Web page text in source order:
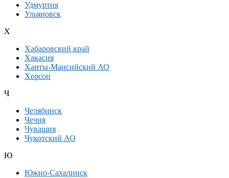
Удмуртия
Ульяновск
Х
Хабаровский край
Хакасия
Ханты-Мансийский АО
Херсон
Ч
Челябинск
Чечня
Чувашия
Чукотский АО
Ю
Южно-Сахалинск